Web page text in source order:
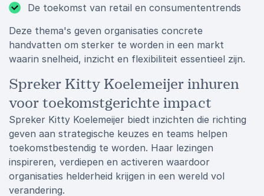
De toekomst van retail en consumententrends
Deze thema's geven organisaties concrete
handvatten om sterker te worden in een markt
waarin snelheid, inzicht en flexibiliteit essentieel zijn.
Spreker Kitty Koelemeijer inhuren
voor toekomstgerichte impact
Spreker Kitty Koelemeijer biedt inzichten die richting
geven aan strategische keuzes en teams helpen
toekomstbestendig te worden. Haar lezingen
inspireren, verdiepen en activeren waardoor
organisaties helderheid krijgen in een wereld vol
verandering.